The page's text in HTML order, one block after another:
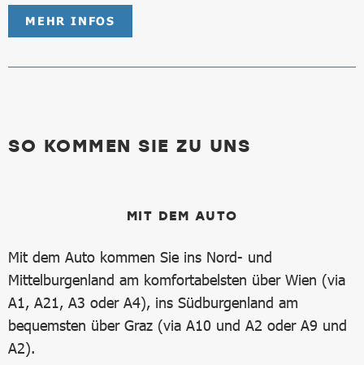
MEHR INFOS
SO KOMMEN SIE ZU UNS
MIT DEM AUTO
Mit dem Auto kommen Sie ins Nord- und
Mittelburgenland am komfortabelsten über Wien (via
A1, A21, A3 oder A4), ins Südburgenland am
bequemsten über Graz (via A10 und A2 oder A9 und
A2).